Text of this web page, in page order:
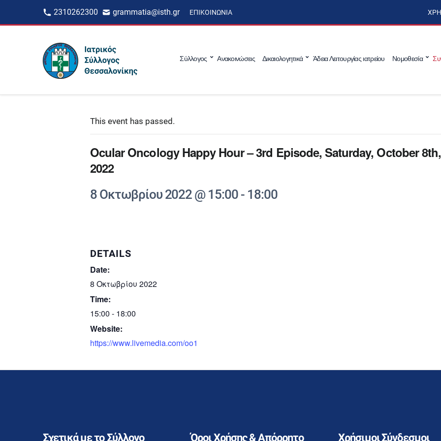
2310262300 grammatia@isth.gr ΕΠΙΚΟΙΝΩΝΊΑ
Σύλλογος Ανακοινώσεις Δικαιολογητικά Άδεια Λειτουργίας ιατρείου Νομοθεσία
This event has passed.
Ocular Oncology Happy Hour – 3rd Episode, Saturday, October 8th,
2022
8 Οκτωβρίου 2022 @ 15:00 - 18:00
DETAILS
Date:
8 Οκτωβρίου 2022
Time:
15:00 - 18:00
Website:
https://www.livemedia.com/oo1
Σχετικά με το Σύλλογο Όροι Χρήσης & Απόρρητο Χρήσιμοι Σύνδεσμοι